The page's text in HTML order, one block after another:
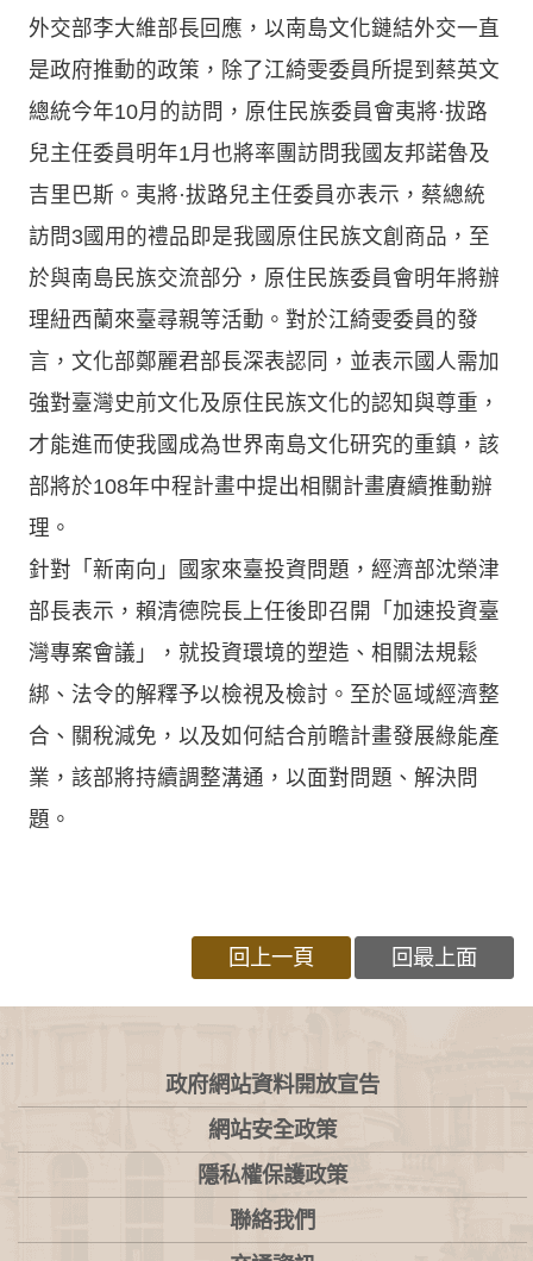
外交部李大維部長回應，以南島文化鏈結外交一直
是政府推動的政策，除了江綺雯委員所提到蔡英文
總統今年10月的訪問，原住民族委員會夷將·拔路
兒主任委員明年1月也將率團訪問我國友邦諾魯及
吉里巴斯。夷將·拔路兒主任委員亦表示，蔡總統
訪問3國用的禮品即是我國原住民族文創商品，至
於與南島民族交流部分，原住民族委員會明年將辦
理紐西蘭來臺尋親等活動。對於江綺雯委員的發
言，文化部鄭麗君部長深表認同，並表示國人需加
強對臺灣史前文化及原住民族文化的認知與尊重，
才能進而使我國成為世界南島文化研究的重鎮，該
部將於108年中程計畫中提出相關計畫賡續推動辦
理。
針對「新南向」國家來臺投資問題，經濟部沈榮津
部長表示，賴清德院長上任後即召開「加速投資臺
灣專案會議」，就投資環境的塑造、相關法規鬆
綁、法令的解釋予以檢視及檢討。至於區域經濟整
合、關稅減免，以及如何結合前瞻計畫發展綠能產
業，該部將持續調整溝通，以面對問題、解決問
題。
回上一頁 回最上面
:::
政府網站資料開放宣告
網站安全政策
隱私權保護政策
聯絡我們